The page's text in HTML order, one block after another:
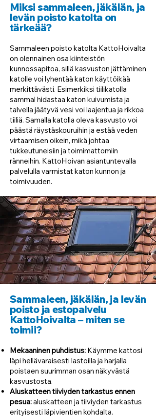
Miksi sammaleen, jäkälän, ja
levän poisto katolta on
tärkeää?
Sammaleen poisto katolta KattoHoivalta
on olennainen osa kiinteistön
kunnossapitoa, sillä kasvuston jättäminen
katolle voi lyhentää katon käyttöikää
merkittävästi. Esimerkiksi tiilikatolla
sammal hidastaa katon kuivumista ja
talvella jäätyvä vesi voi laajentua ja rikkoa
tiiliä. Samalla katolla oleva kasvusto voi
päästä räystäskouruihin ja estää veden
virtaamisen oikein, mikä johtaa
tukkeutuneisiin ja toimimattomiin
ränneihin. KattoHoivan asiantuntevalla
palvelulla varmistat katon kunnon ja
toimivuuden.
Sammaleen, jäkälän, ja levän
poisto ja estopalvelu
KattoHoivalta – miten se
toimii?
Mekaaninen puhdistus: Käymme kattosi
läpi hellävaraisesti lastoilla ja harjalla
poistaen suurimman osan näkyvästä
kasvustosta.
Aluskatteen tiiviyden tarkastus ennen
pesua:aluskatteen ja tiiviyden tarkastus
erityisesti läpivientien kohdalta.